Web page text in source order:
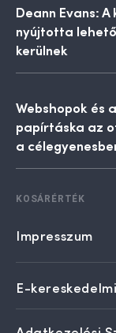
Deann Evans:
nyújtotta
kerülnek
Webshopok és
papírtáska az
a
KOSÁRÉRTÉK
Impresszum
E-